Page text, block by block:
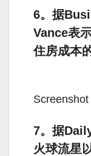
6。据
Vance表
住房成本
Screenshot
7。据
火球流星